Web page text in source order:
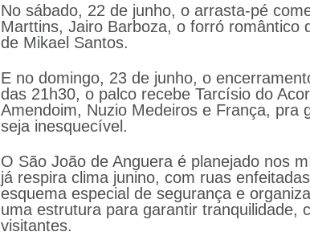
No sábado, 22 de junho, o arrasta-pé
Marttins, Jairo Barboza, o forró romântico
de Mikael Santos.
E no domingo, 23 de junho, o
das 21h30, o palco recebe Tarcísio do
Amendoim, Nuzio Medeiros e França, pra
seja inesquecível.
O São João de Anguera é planejado nos
já respira clima junino, com ruas
esquema especial de segurança e
uma estrutura para garantir tranquilidade,
visitantes.